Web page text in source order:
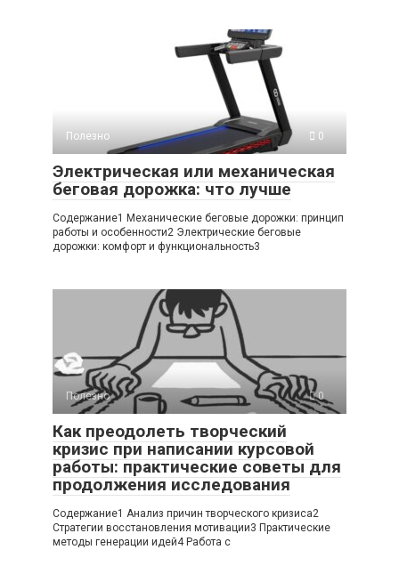
Полезно 0
Электрическая или механическая
беговая дорожка: что лучше
Содержание1 Механические беговые дорожки: принцип
работы и особенности2 Электрические беговые
дорожки: комфорт и функциональность3
Полезно 0
Как преодолеть творческий
кризис при написании курсовой
работы: практические советы для
продолжения исследования
Содержание1 Анализ причин творческого кризиса2
Стратегии восстановления мотивации3 Практические
методы генерации идей4 Работа с